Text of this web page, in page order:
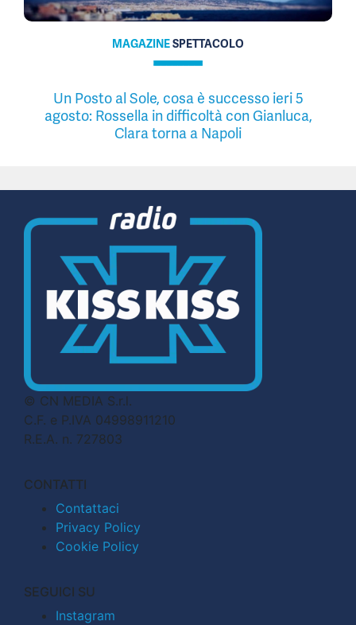
MAGAZINESPETTACOLO
Un Posto al Sole, cosa è successo ieri 5
agosto: Rossella in difficoltà con Gianluca,
Clara torna a Napoli
© CN MEDIA S.r.l.
C.F. e P.IVA 04998911210
R.E.A. n. 727803
CONTATTI
Contattaci
Privacy Policy
Cookie Policy
SEGUICI SU
Instagram